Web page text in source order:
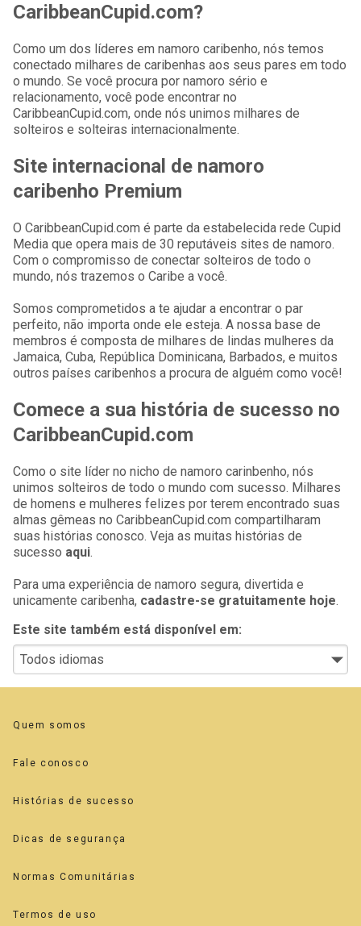
CaribbeanCupid.com?
Como um dos líderes em namoro caribenho, nós temos
conectado milhares de caribenhas aos seus pares em todo
o mundo. Se você procura por namoro sério e
relacionamento, você pode encontrar no
CaribbeanCupid.com, onde nós unimos milhares de
solteiros e solteiras internacionalmente.
Site internacional de namoro
caribenho Premium
O CaribbeanCupid.com é parte da estabelecida rede Cupid
Media que opera mais de 30 reputáveis sites de namoro.
Com o compromisso de conectar solteiros de todo o
mundo, nós trazemos o Caribe a você.
Somos comprometidos a te ajudar a encontrar o par
perfeito, não importa onde ele esteja. A nossa base de
membros é composta de milhares de lindas mulheres da
Jamaica, Cuba, República Dominicana, Barbados, e muitos
outros países caribenhos a procura de alguém como você!
Comece a sua história de sucesso no
CaribbeanCupid.com
Como o site líder no nicho de namoro carinbenho, nós
unimos solteiros de todo o mundo com sucesso. Milhares
de homens e mulheres felizes por terem encontrado suas
almas gêmeas no CaribbeanCupid.com compartilharam
suas histórias conosco. Veja as muitas histórias de
sucesso aqui.
Para uma experiência de namoro segura, divertida e
unicamente caribenha, cadastre-se gratuitamente hoje.
Este site também está disponível em:
Quem somos
Fale conosco
Histórias de sucesso
Dicas de segurança
Normas Comunitárias
Termos de uso